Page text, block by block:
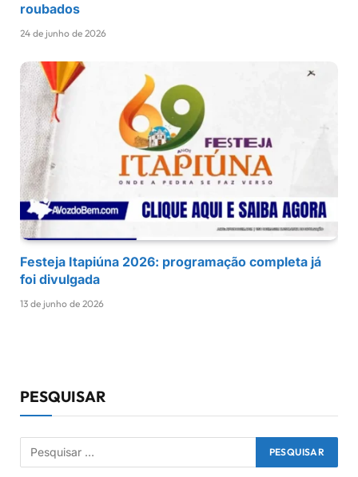
roubados
24 de junho de 2026
Festeja Itapiúna 2026: programação completa já
foi divulgada
13 de junho de 2026
PESQUISAR